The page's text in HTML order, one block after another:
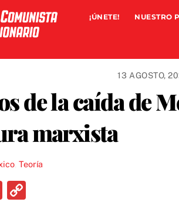
¡ÚNETE! NUESTRO
13 AGOSTO,
de la caída de
marxista
,Teoría
P